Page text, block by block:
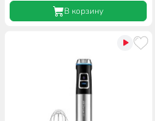
В корзину